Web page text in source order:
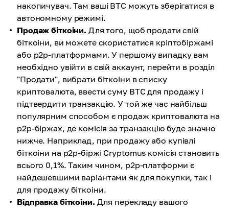
накопичувач. Там ваші BTC можуть зберігатися в
автономному режимі.
Продаж біткоіни. Для того, щоб продати свій
біткоіни, ви можете скористатися кріптобіржамі
або p2p-платформами. У першому випадку вам
необхідно увійти в свій аккаунт, перейти в розділ
"Продати", вибрати біткоіни в списку
криптовалюта, ввести суму BTC для продажу і
підтвердити транзакцію. У той же час найбільш
популярним способом є продаж криптовалюта на
p2p-біржах, де комісія за транзакцію буде значно
нижче. Наприклад, при продажу або купівлі
біткоіни на p2p-біржі Cryptomus комісія становить
всього 0,1%. Таким чином, p2p-платформи є
найдешевшими варіантами як для покупки, так і
для продажу біткоіни.
Відправка біткоіни. Для перекладу вашого